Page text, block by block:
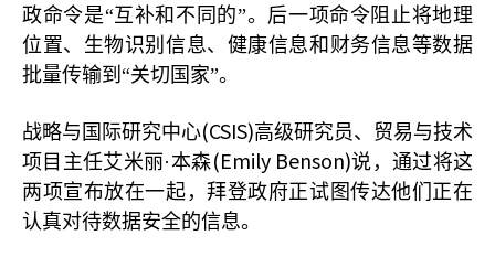
政命令是“互补和不同的”。后一项命令阻止将地理
位置、生物识别信息、健康信息和财务信息等数据
批量传输到“关切国家”。
战略与国际研究中心(CSIS)高级研究员、贸易与技术
项目主任艾米丽·本森(Emily Benson)说，通过将这
两项宣布放在一起，拜登政府正试图传达他们正在
认真对待数据安全的信息。